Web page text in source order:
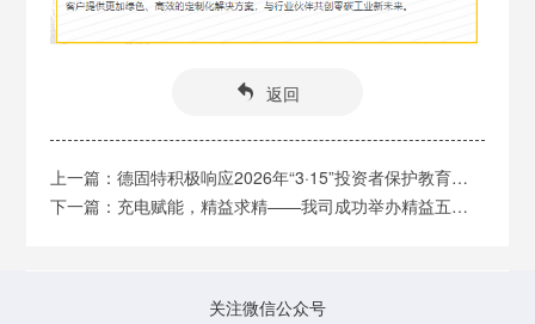
返回
上一篇：德固特积极响应2026年“3·15”投资者保护教育宣传专项活动
下一篇：充电赋能，精益求精——我司成功举办精益五星班组专题培训
关注微信公众号